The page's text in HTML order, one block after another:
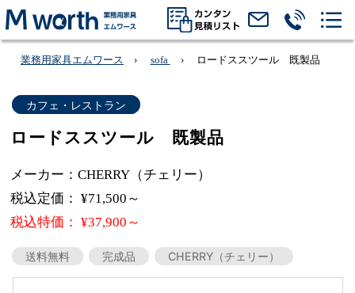
業務用家具エムワース sofa ロードススツール 既製品
カフェ・レストラン
ロードススツール 既製品
メーカー：CHERRY（チェリー）
税込定価： ¥71,500～
税込特価： ¥37,900～
送料無料 完成品 CHERRY（チェリー）